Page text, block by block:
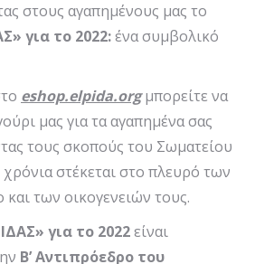
στους αγαπημένους μας το
για το 2022:ένα συμβολικό
eshop.elpida.orgμπορείτε να
μας για τα αγαπημένα σας
τους σκοπούς του Σωματείου
στέκεται στο πλευρό των
και των οικογενειών τους.
για το 2022είναι
Β’ Αντιπρόεδρο του